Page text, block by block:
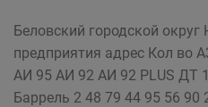
Беловский городской
предприятия адрес Кол во
АИ 95 АИ 92 АИ 92 PLUS
Баррель 2 48 79 44 95 56